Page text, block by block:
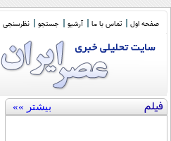
صفحه اول تماس با ما آرشیو جستجو نظرسنجی
فیلم بیشتر »»